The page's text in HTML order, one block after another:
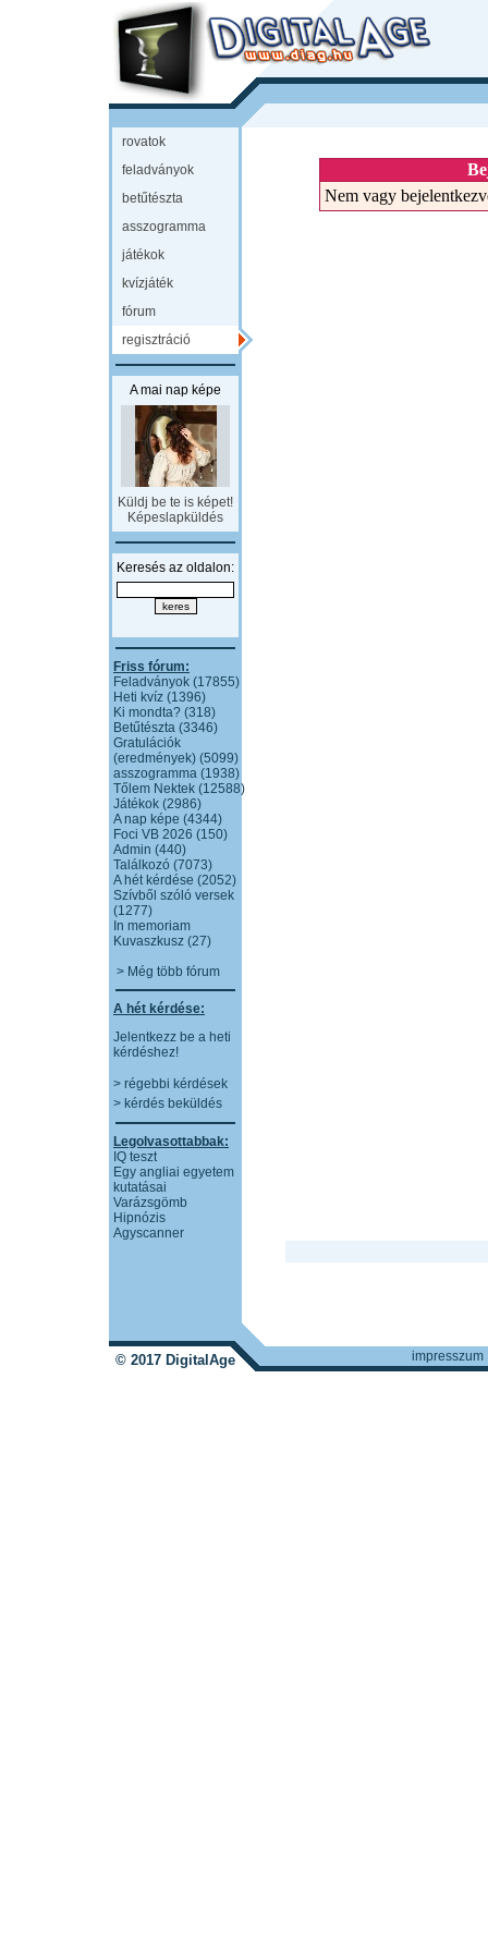
rovatok
feladványok
betűtészta
asszogramma
játékok
kvízjáték
fórum
regisztráció
A mai nap képe
Küldj be te is képet!
Képeslapküldés
Keresés az oldalon:
Friss fórum:
Feladványok (17855)
Heti kvíz (1396)
Ki mondta? (318)
Betűtészta (3346)
Gratulációk
(eredmények) (5099)
asszogramma (1938)
Tőlem Nektek (12588)
Játékok (2986)
A nap képe (4344)
Foci VB 2026 (150)
Admin (440)
Találkozó (7073)
A hét kérdése (2052)
Szívből szóló versek
(1277)
In memoriam
Kuvaszkusz (27)
> Még több fórum
A hét kérdése:
Jelentkezz be a heti
kérdéshez!
> régebbi kérdések
> kérdés beküldés
Legolvasottabbak:
IQ teszt
Egy angliai egyetem
kutatásai
Varázsgömb
Hipnózis
Agyscanner
Nem vagy
© 2017 DigitalAge impresszum